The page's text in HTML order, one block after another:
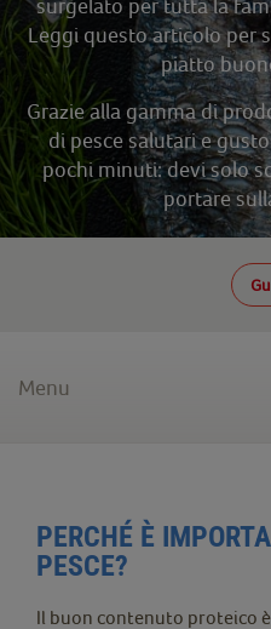
surgelato per tutta la
Leggi questo articolo per
piatto
Grazie alla gamma di
di pesce salutari e
pochi minuti: devi solo
portare
Menu
PERCHÉ È
PESCE?
Il buon contenuto proteico